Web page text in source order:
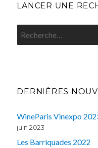
LANCER UNE
DERNIÈRES
WineParis Vinexpo
juin 2023
Les Barriquades 2022